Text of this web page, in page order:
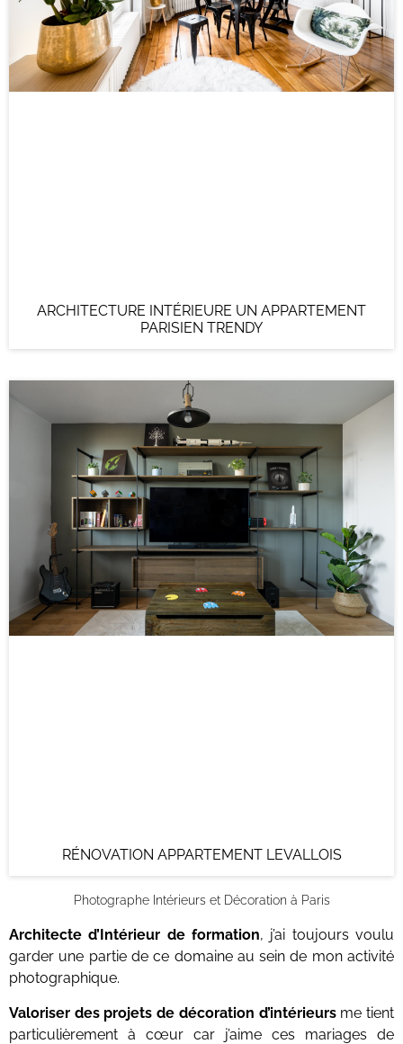
ARCHITECTURE INTÉRIEURE UN APPARTEMENT
PARISIEN TRENDY
RÉNOVATION APPARTEMENT LEVALLOIS
Photographe Intérieurs et Décoration à Paris
Architecte d’Intérieur de formation, j’ai toujours voulu
garder une partie de ce domaine au sein de mon activité
photographique.
Valoriser des projets de décoration d’intérieursme tient
particulièrement à cœur car j’aime ces mariages de